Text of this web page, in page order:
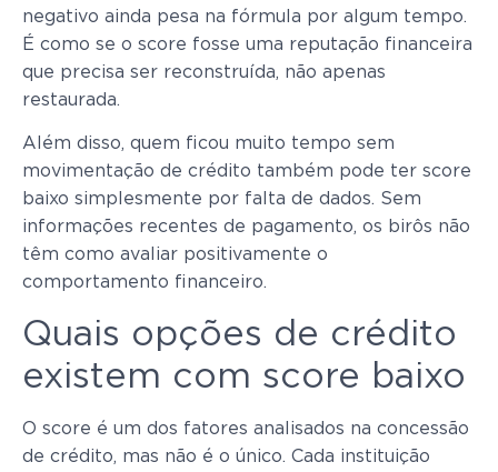
negativo ainda pesa na fórmula por algum tempo.
É como se o score fosse uma reputação financeira
que precisa ser reconstruída, não apenas
restaurada.
Além disso, quem ficou muito tempo sem
movimentação de crédito também pode ter score
baixo simplesmente por falta de dados. Sem
informações recentes de pagamento, os birôs não
têm como avaliar positivamente o
comportamento financeiro.
Quais opções de crédito
existem com score baixo
O score é um dos fatores analisados na concessão
de crédito, mas não é o único. Cada instituição